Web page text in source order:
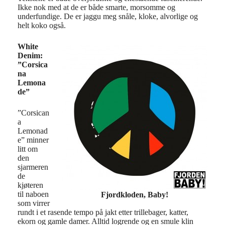
Ikke nok med at de er både smarte, morsomme og
underfundige. De er jaggu meg snåle, kloke, alvorlige og
helt koko også.
Fjordkloden, Baby!
White
Denim:
”Corsica
na
Lemona
de”
”Corsican
a
Lemonad
e” minner
litt om
den
sjarmeren
de
kjøteren
til naboen
som virrer
rundt i et rasende tempo på jakt etter trillebager, katter,
ekorn og gamle damer. Alltid logrende og en smule klin